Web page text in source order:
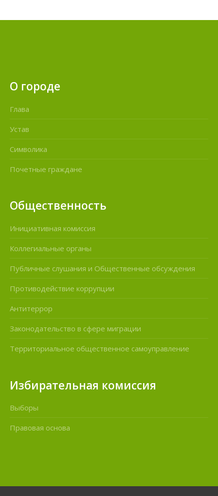
О городе
Глава
Устав
Символика
Почетные граждане
Общественность
Инициативная комиссия
Коллегиальные органы
Публичные слушания и Общественные обсуждения
Противодействие коррупции
Антитеррор
Законодательство в сфере миграции
Территориальное общественное самоуправление
Избирательная комиссия
Выборы
Правовая основа